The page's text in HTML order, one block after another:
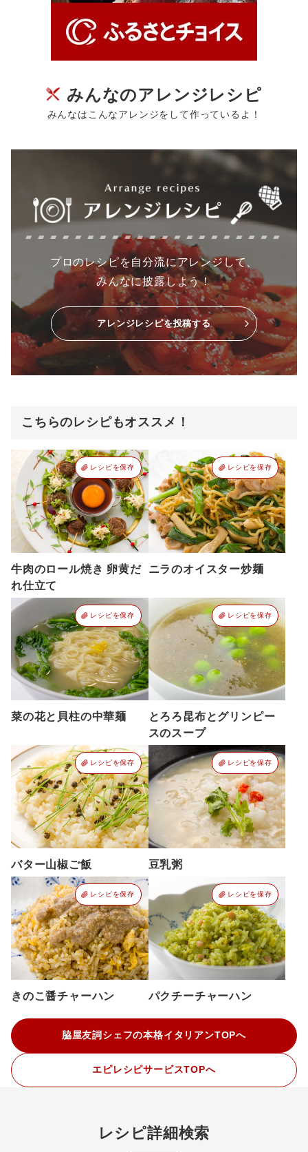
みんなのアレンジレシピ
みんなはこんなアレンジをして作っているよ！
プロのレシピを自分流にアレンジして、
みんなに披露しよう！
アレンジレシピを投稿する
こちらのレシピもオススメ！
レシピを保存
牛肉のロール焼き 卵黄だ
れ仕立て
レシピを保存
ニラのオイスター炒麺
レシピを保存
菜の花と貝柱の中華麺
レシピを保存
とろろ昆布とグリンピー
スのスープ
レシピを保存
バター山椒ご飯
レシピを保存
豆乳粥
レシピを保存
きのこ醤チャーハン
レシピを保存
パクチーチャーハン
脇屋友詞シェフの本格イタリアンTOPへ
エピレシピサービスTOPへ
レシピ詳細検索